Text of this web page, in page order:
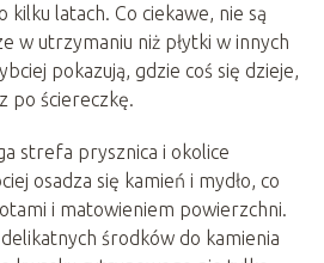
kilku latach. Co ciekawe, nie są
w utrzymaniu niż płytki w innych
pokazują, gdzie coś się dzieje,
po ściereczkę.
strefa prysznica i okolice
osadza się kamień i mydło, co
i matowieniem powierzchni.
środków do kamienia